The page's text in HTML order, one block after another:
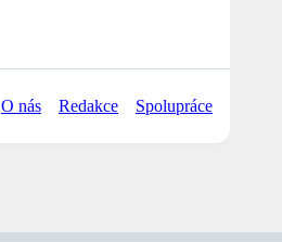
O nás Redakce Spolupráce